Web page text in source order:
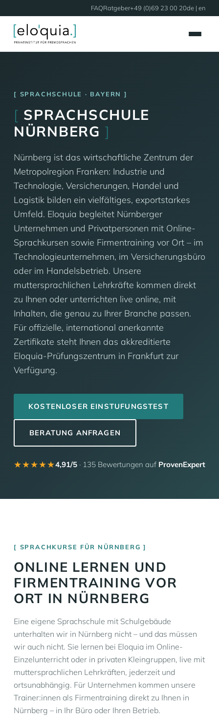
FAQRatgeber+49 (0)69 23 00 20de | en
SPRACHSCHULE · BAYERN
[ SPRACHSCHULE
NÜRNBERG ]
Nürnberg ist das wirtschaftliche Zentrum der
Metropolregion Franken: Industrie und
Technologie, Versicherungen, Handel und
Logistik bilden ein vielfältiges, exportstarkes
Umfeld. Eloquia begleitet Nürnberger
Unternehmen und Privatpersonen mit Online-
Sprachkursen sowie Firmentraining vor Ort – im
Technologieunternehmen, im Versicherungsbüro
oder im Handelsbetrieb. Unsere
muttersprachlichen Lehrkräfte kommen direkt
zu Ihnen oder unterrichten live online, mit
Inhalten, die genau zu Ihrer Branche passen.
Für offizielle, international anerkannte
Zertifikate steht Ihnen das akkreditierte
Eloquia-Prüfungszentrum in Frankfurt zur
Verfügung.
KOSTENLOSER EINSTUFUNGSTEST
BERATUNG ANFRAGEN
★★★★★4,91/5 · 135 Bewertungen auf ProvenExpert
SPRACHKURSE FÜR NÜRNBERG
ONLINE LERNEN UND
FIRMENTRAINING VOR
ORT IN NÜRNBERG
Eine eigene Sprachschule mit Schulgebäude
unterhalten wir in Nürnberg nicht – und das müssen
wir auch nicht. Sie lernen bei Eloquia im Online-
Einzelunterricht oder in privaten Kleingruppen, live mit
muttersprachlichen Lehrkräften, jederzeit und
ortsunabhängig. Für Unternehmen kommen unsere
Trainer:innen als Firmentraining direkt zu Ihnen in
Nürnberg – in Ihr Büro oder Ihren Betrieb.